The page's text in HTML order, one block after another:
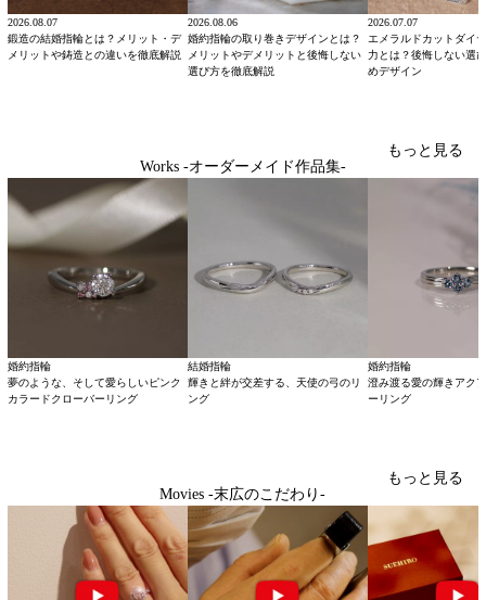
2026.08.07
鍛造の結婚指輪とは？メリット・デ
メリットや鋳造との違いを徹底解説
2026.08.06
婚約指輪の取り巻きデザインとは？
メリットやデメリットと後悔しない
選び方を徹底解説
2026.07.07
エメラルドカットダイ
力とは？後悔しない選
めデザイン
Works -オーダーメイド作品集-
もっと見る
婚約指輪
夢のような、そして愛らしいピンク
カラードクローバーリング
結婚指輪
輝きと絆が交差する、天使の弓のリ
ング
婚約指輪
澄み渡る愛の輝きアク
ーリング
Movies -末広のこだわり-
もっと見る